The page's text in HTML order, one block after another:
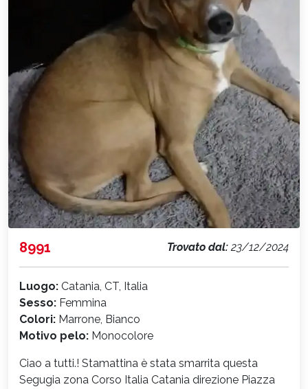
8991 Trovato dal:23/12/2024
Luogo: Catania, CT, Italia
Sesso: Femmina
Colori: Marrone, Bianco
Motivo pelo: Monocolore
Ciao a tutti.! Stamattina è stata smarrita questa
Segugia zona Corso Italia Catania direzione Piazza